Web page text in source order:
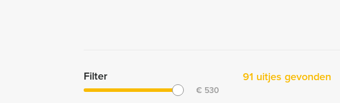
Filter
€ 530
91 uitjes gevonden